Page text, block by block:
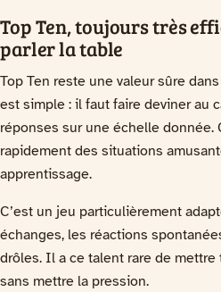
Top Ten, toujours très
parler la table
Top Ten reste une valeur sûre
est simple : il faut faire deviner au
réponses sur une échelle
rapidement des situations
apprentissage.
C’est un jeu particulièrement
échanges, les réactions
drôles. Il a ce talent rare de
sans mettre la pression.